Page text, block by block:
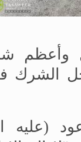
وأعظم
الشرك
(عليه